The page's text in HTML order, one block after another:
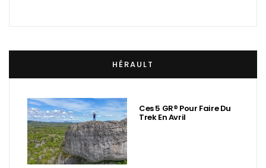
HÉRAULT
Ces 5 GR® Pour Faire Du
Trek En Avril